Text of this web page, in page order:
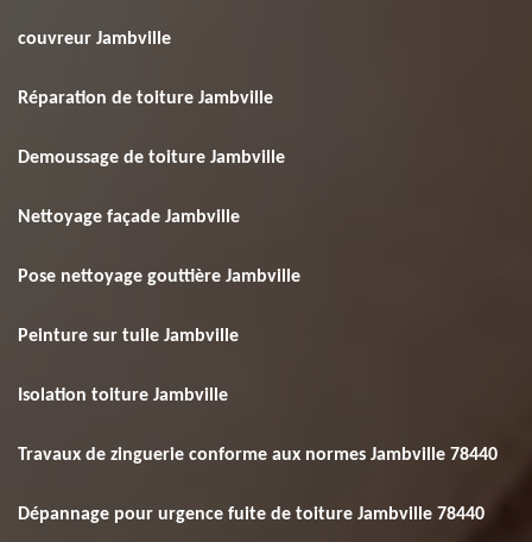
couvreur Jambville
Réparation de toiture Jambville
Demoussage de toiture Jambville
Nettoyage façade Jambville
Pose nettoyage gouttière Jambville
Peinture sur tuile Jambville
Isolation toiture Jambville
Travaux de zinguerie conforme aux normes Jambville 78440
Dépannage pour urgence fuite de toiture Jambville 78440